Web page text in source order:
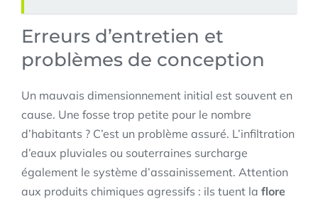
Erreurs d’entretien et
problèmes de conception
Un mauvais dimensionnement initial est souvent en
cause. Une fosse trop petite pour le nombre
d’habitants ? C’est un problème assuré. L’infiltration
d’eaux pluviales ou souterraines surcharge
également le système d’assainissement. Attention
aux produits chimiques agressifs : ils tuent la flore